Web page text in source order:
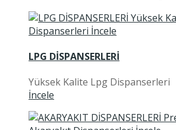
LPG DİSPANSERLERİ
Yüksek Kalite Lpg Dispanserleri
İncele